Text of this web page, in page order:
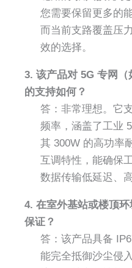
您需要保留更多的
而当前支路覆盖压
效的选择。
3. 该产品对 5G 专网（
的支持如何？
答：非常理想。它
频率，涵盖了工业
其 300W 的高功率
互调特性，能确保
数据传输低延迟、高
4. 在室外基站或楼顶
保证？
答：该产品具备
能完全抵御沙尘侵